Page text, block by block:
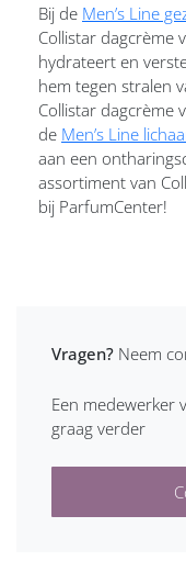
Bij de Men’s Line
Collistar dagcrème
hydrateert en
hem tegen stralen
Collistar dagcrème
de Men’s Line
aan een
assortiment van
bij ParfumCenter!
Vragen? Neem
Een medewerker
graag verder